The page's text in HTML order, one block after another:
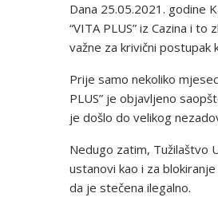
Dana 25.05.2021. godine
“VITA PLUS” iz Cazina i
važne za krivični
Prije samo nekoliko
PLUS” je objavljeno
je došlo do velikog
Nedugo zatim, Tužilaštvo
ustanovi kao i za
da je stečena ilegalno.